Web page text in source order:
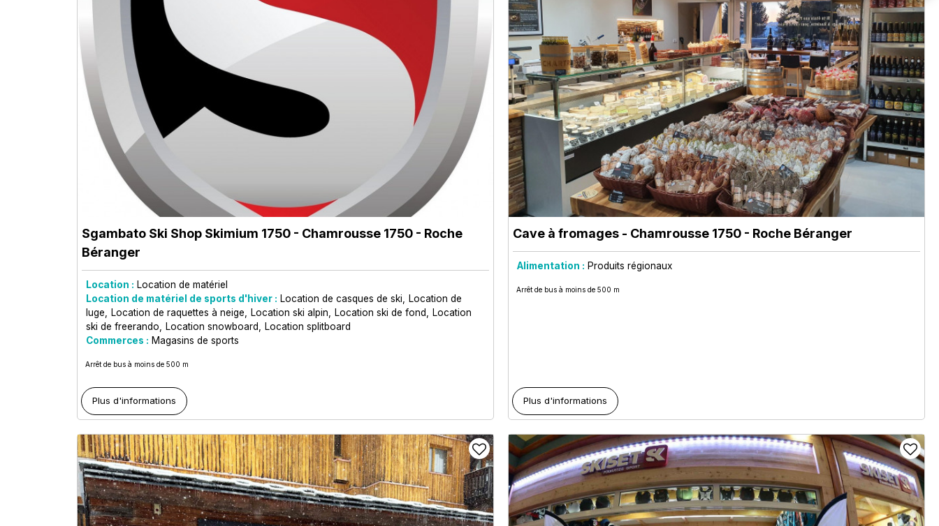
Sgambato Ski Shop Skimium 1750 - Chamrousse 1750 - Roche
Béranger
Location : Location de matériel
Location de matériel de sports d'hiver : Location de casques de ski
Location de
luge
Location de raquettes à neige Location ski alpin Location ski de fond
Location
ski de freerando
Location snowboard
Location splitboard
Commerces : Magasins de sports
Arrêt de bus à moins de 500 m
Plus d'informations
Cave à fromages - Chamrousse 1750 - Roche Béranger
Alimentation : Produits régionaux
Arrêt de bus à moins de 500 m
Plus d'informations